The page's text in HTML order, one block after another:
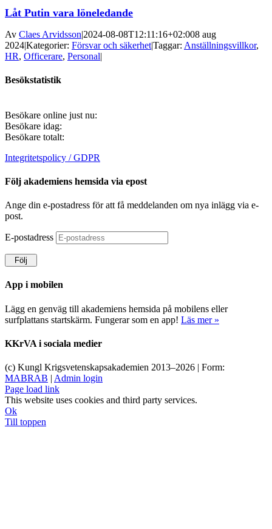
Låt Putin vara löneledande
Av Claes Arvidsson|2024-08-08T12:11:16+02:008 aug
2024|Kategorier: Försvar och säkerhet|Taggar: Anställningsvillkor,
HR, Officerare, Personal|
Besökstatistik
Besökare online just nu:
Besökare idag:
Besökare totalt:
Integritetspolicy / GDPR
Följ akademiens hemsida via epost
Ange din e-postadress för att få meddelanden om nya inlägg via e-
post.
E-postadress
Följ
App i mobilen
Lägg en genväg till akademiens hemsida på mobilens eller
surfplattans startskärm. Fungerar som en app! Läs mer »
KKrVA i sociala medier
(c) Kungl Krigsvetenskapsakademien 2013–2026 | Form:
MABRAB | Admin login
Page load link
This website uses cookies and third party services.
Ok
Till toppen